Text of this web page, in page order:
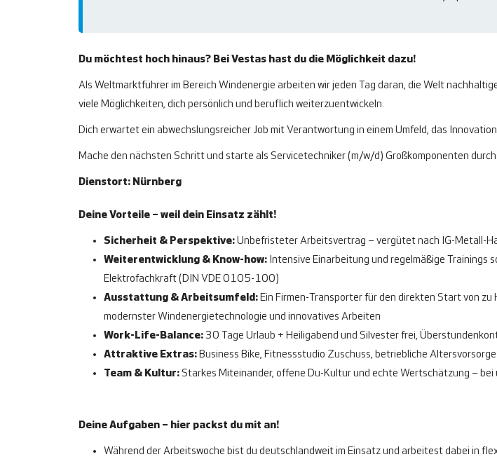
Du möchtest hoch hinaus? Bei Vestas hast du die Möglichkeit dazu!
Als Weltmarktführer im Bereich Windenergie arbeiten wir jeden Tag daran, die Welt
viele Möglichkeiten, dich persönlich und beruflich weiterzuentwickeln.
Dich erwartet ein abwechslungsreicher Job mit Verantwortung in einem Umfeld, das
Mache den nächsten Schritt und starte als Servicetechniker (m/w/d) Großkomponenten durch.
Dienstort: Nürnberg
Deine Vorteile – weil dein Einsatz zählt!
Sicherheit & Perspektive:Unbefristeter Arbeitsvertrag – vergütet nach IG-Metall-
Weiterentwicklung & Know-how:Intensive Einarbeitung und regelmäßige Trainings
Elektrofachkraft (DIN VDE 0105-100)
Ausstattung & Arbeitsumfeld:Ein Firmen-Transporter für den direkten Start von zu
modernster Windenergietechnologie und innovatives Arbeiten
Work-Life-Balance: 30 Tage Urlaub + Heiligabend und Silvester frei,
Attraktive Extras:Business Bike, Fitnessstudio Zuschuss, betriebliche Altersvorsorge
Team & Kultur:Starkes Miteinander, offene Du-Kultur und echte Wertschätzung – bei
Deine Aufgaben – hier packst du mit an!
Während der Arbeitswoche bist du deutschlandweit im Einsatz und arbeitest dabei in